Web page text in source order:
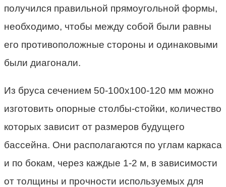
получился правильной прямоугольной формы,
необходимо, чтобы между собой были равны
его противоположные стороны и одинаковыми
были диагонали.
Из бруса сечением 50-100х100-120 мм можно
изготовить опорные столбы-стойки, количество
которых зависит от размеров будущего
бассейна. Они располагаются по углам каркаса
и по бокам, через каждые 1-2 м, в зависимости
от толщины и прочности используемых для